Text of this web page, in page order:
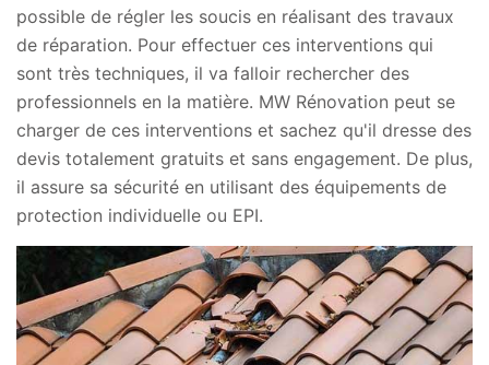
possible de régler les soucis en réalisant des travaux
de réparation. Pour effectuer ces interventions qui
sont très techniques, il va falloir rechercher des
professionnels en la matière. MW Rénovation peut se
charger de ces interventions et sachez qu'il dresse des
devis totalement gratuits et sans engagement. De plus,
il assure sa sécurité en utilisant des équipements de
protection individuelle ou EPI.